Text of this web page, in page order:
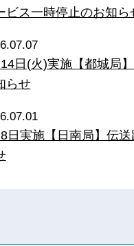
ビス一時停止のお知ら
日(火)実施【都城局
らせ
日実施【日南局】伝